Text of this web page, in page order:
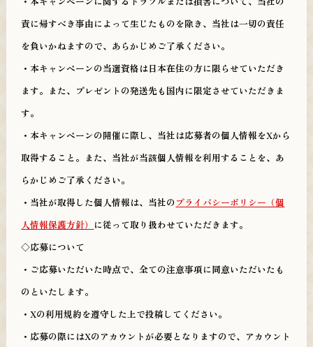
責に帰すべき事由によって生じたものを除き、当社は一切の責任
を負いかねますので、あらかじめご了承ください。
・本キャンペーンの当選資格は日本在住の方に限らせていただき
ます。また、プレゼントの発送先も国内に限定させていただきま
す。
・本キャンペーンの開催に際し、当社は応募者の個人情報をXから
取得すること。また、当社が当該個人情報を利用することを、あ
らかじめご了承ください。
・当社が取得した個人情報は、当社のプライバシーポリシー（個
人情報保護方針） に従って取り扱わせていただきます。
◇応募について
・ご応募いただいた時点で、全ての注意事項に同意いただいたも
のといたします。
・Xの利用規約を遵守した上で投稿してください。
・応募の際にはXのアカウントが必要となりますので、アカウント